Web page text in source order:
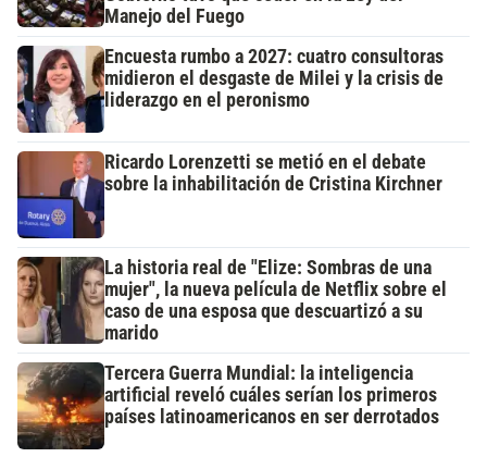
Manejo del Fuego
Encuesta rumbo a 2027: cuatro consultoras
midieron el desgaste de Milei y la crisis de
liderazgo en el peronismo
Ricardo Lorenzetti se metió en el debate
sobre la inhabilitación de Cristina Kirchner
La historia real de "Elize: Sombras de una
mujer", la nueva película de Netflix sobre el
caso de una esposa que descuartizó a su
marido
Tercera Guerra Mundial: la inteligencia
artificial reveló cuáles serían los primeros
países latinoamericanos en ser derrotados